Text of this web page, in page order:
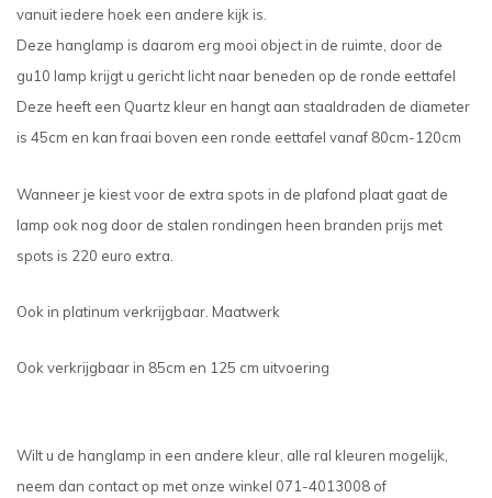
vanuit iedere hoek een andere kijk is.
Deze hanglamp is daarom erg mooi object in de ruimte, door de
gu10 lamp krijgt u gericht licht naar beneden op de ronde eettafel
Deze heeft een Quartz kleur en hangt aan staaldraden de diameter
is 45cm en kan fraai boven een ronde eettafel vanaf 80cm-120cm
Wanneer je kiest voor de extra spots in de plafond plaat gaat de
lamp ook nog door de stalen rondingen heen branden prijs met
spots is 220 euro extra.
Ook in platinum verkrijgbaar. Maatwerk
Ook verkrijgbaar in 85cm en 125 cm uitvoering
Wilt u de hanglamp in een andere kleur, alle ral kleuren mogelijk,
neem dan contact op met onze winkel 071-4013008 of